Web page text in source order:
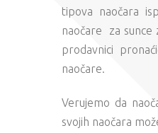
tipova naočara
naočare za sunce
prodavnici
naočare.
Verujemo da
svojih naočara